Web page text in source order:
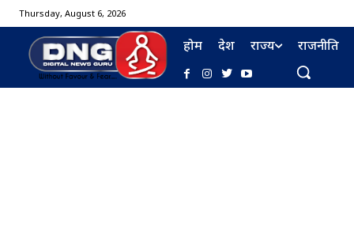
Thursday, August 6, 2026
होम देश राज्य राजनीति